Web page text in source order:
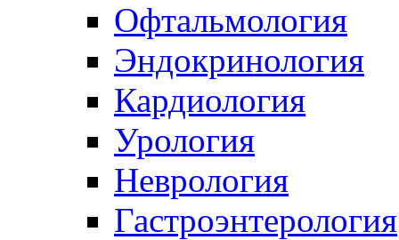
Офтальмология
Эндокринология
Кардиология
Урология
Неврология
Гастроэнтерология